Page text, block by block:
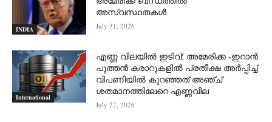
INDIA
അസ്വസ്ഥതകള്‍
July 31, 2026
International
എണ്ണ വിലയില്‍ ഇടിവ്; അമേരിക്ക -ഇറാന്‍
പുത്തന്‍ കരാറുകളില്‍ പ്രതീക്ഷ അര്‍പ്പിച്ച്
വിപണിയില്‍ കുറഞ്ഞത് അഞ്ച്
ശതമാനത്തിലേറെ എണ്ണവില
July 27, 2026